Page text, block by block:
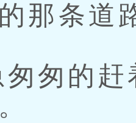
那条道
匆的赶